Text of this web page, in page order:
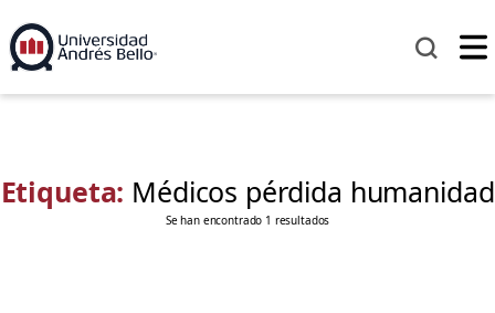
Etiqueta: Médicos pérdida humanidad
Se han encontrado 1 resultados